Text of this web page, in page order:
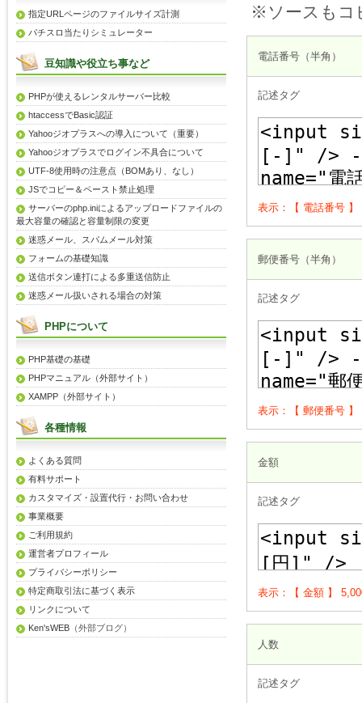
※ソースもコ
電話番号（半角）
記述タグ
表示：【 電話番号 】
郵便番号（半角）
記述タグ
表示：【 郵便番号 】
金額
記述タグ
表示：【 金額 】
人数
記述タグ
指定URLページのファイルサイズ計測
パチスロ当たりシミュレーター
豆知識や役立ち事など
PHPが使えるレンタルサーバー比較
htaccessでBasic認証
Yahooジオプラスへの導入について（重要）
Yahooジオプラスでログイン不具合について
UTF-8使用時の注意点（BOMあり、なし）
JSでコピー＆ペースト禁止処理
サーバーのphp.iniによるアップロードファイルの
最大容量の確認と容量制限の変更
迷惑メール、スパムメール対策
フォームの基礎知識
送信ボタン連打による多重送信防止
迷惑メール扱いされる場合の対策
PHPについて
PHP基礎の基礎
PHPマニュアル（外部サイト）
XAMPP（外部サイト）
各種情報
よくある質問
有料サポート
カスタマイズ・設置代行・お問い合わせ
事業概要
ご利用規約
運営者プロフィール
プライバシーポリシー
特定商取引法に基づく表示
リンクについて
Ken'sWEB （外部ブログ）